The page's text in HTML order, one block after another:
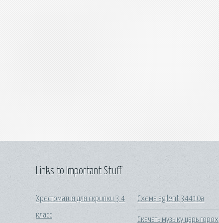
Links to Important Stuff
Хрестоматия для скрипки 3 4
класс
Схема agilent 34410a
Скачать музыку царь горох